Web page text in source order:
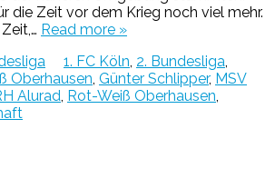
die Zeit vor dem Krieg noch viel mehr.
Read more »
1. FC Köln, 2. Bundesliga,
Oberhausen, Günter Schlipper, MSV
Alurad, Rot-Weiß Oberhausen,